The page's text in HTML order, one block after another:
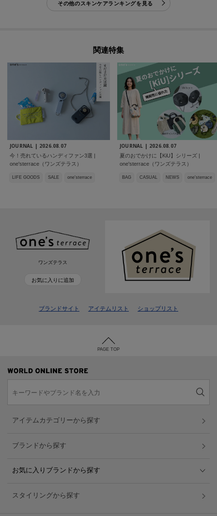
その他のスキンケアランキングを見る
関連特集
JOURNAL | 2026.08.07
今！売れているハンディファン3選 |
one'sterrace（ワンズテラス）
LIFE GOODS SALE one'sterrace
JOURNAL | 2026.08.07
夏のおでかけに【KiU】シリーズ |
one'sterrace（ワンズテラス）
BAG CASUAL NEWS one'sterrace
ワンズテラス
お気に入りに追加
ブランドサイト アイテムリスト ショップリスト
PAGE TOP
アイテムカテゴリーから探す
ブランドから探す
お気に入りブランドから探す
スタイリングから探す